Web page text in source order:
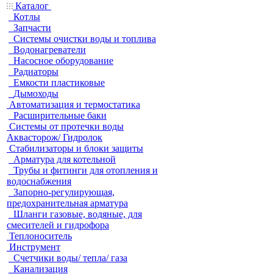
Каталог
Котлы
Запчасти
Системы очистки воды и топлива
Водонагреватели
Насосное оборудование
Радиаторы
Емкости пластиковые
Дымоходы
Автоматизация и термостатика
Расширительные баки
Системы от протечки воды
Аквасторож/ Гидролок
Стабилизаторы и блоки защиты
Арматура для котельной
Трубы и фитинги для отопления и
водоснабжения
Запорно-регулирующая,
предохранительная арматура
Шланги газовые, водяные, для
смесителей и гидрофора
Теплоноситель
Инструмент
Счетчики воды/ тепла/ газа
Канализация